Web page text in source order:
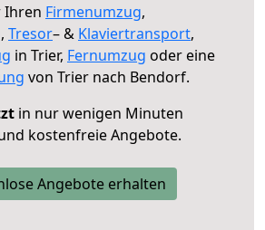
Ihren Firmenumzug,
, Tresor– & Klaviertransport,
in Trier, Fernumzug oder eine
von Trier nach Bendorf.
in nur wenigen Minuten
kostenfreie Angebote.
Angebote erhalten